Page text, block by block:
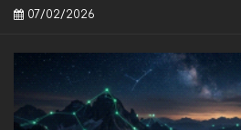
07/02/2026